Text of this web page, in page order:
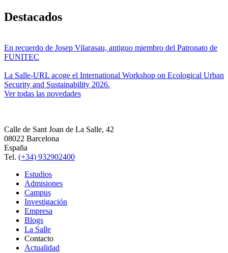
Destacados
En recuerdo de Josep Vilarasau, antiguo miembro del Patronato de
FUNITEC
La Salle-URL acoge el International Workshop on Ecological Urban
Security and Sustainability 2026.
Ver todas las novedades
Calle de Sant Joan de La Salle, 42
08022 Barcelona
España
Tel. (+34) 932902400
Estudios
Admisiones
Campus
Investigación
Empresa
Blogs
La Salle
Contacto
Actualidad